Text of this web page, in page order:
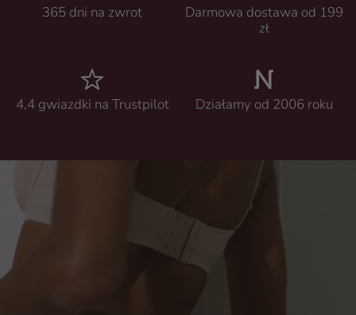
365 dni na zwrot
Darmowa dostawa od 199
zł
4,4 gwiazdki na Trustpilot Działamy od 2006 roku